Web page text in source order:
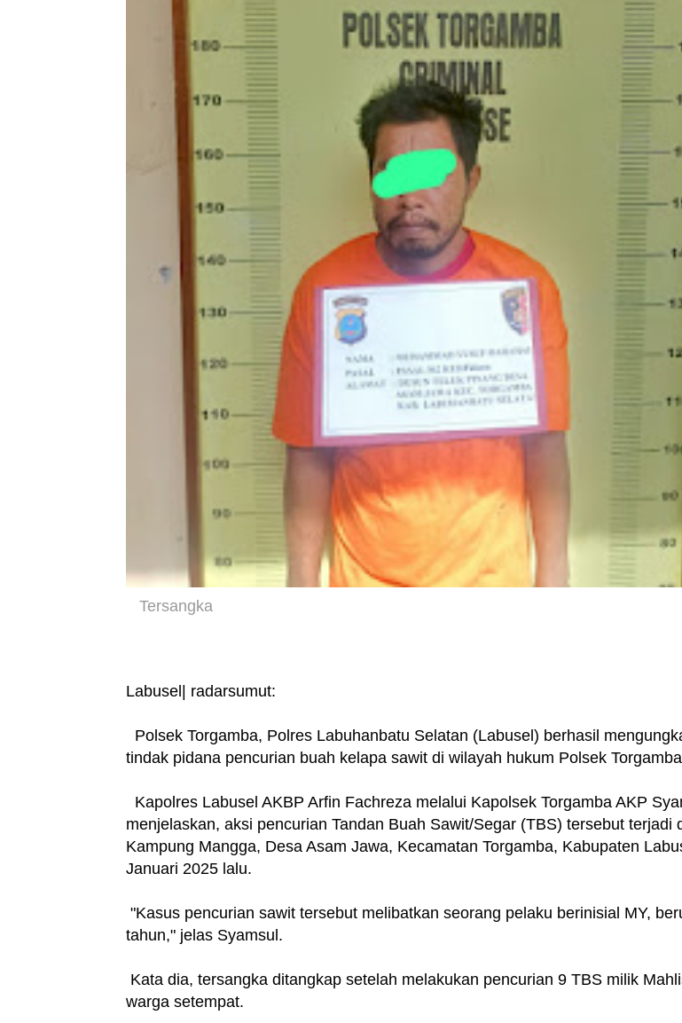
Tersangka
Labusel| radarsumut:
Polsek Torgamba, Polres Labuhanbatu Selatan (Labusel) berhasil
tindak pidana pencurian buah kelapa sawit di wilayah hukum Polsek
Kapolres Labusel AKBP Arfin Fachreza melalui Kapolsek Torgamba AKP
menjelaskan, aksi pencurian Tandan Buah Sawit/Segar (TBS) tersebut terjadi
Kampung Mangga, Desa Asam Jawa, Kecamatan Torgamba, Kabupaten
Januari 2025 lalu.
"Kasus pencurian sawit tersebut melibatkan seorang pelaku berinisial MY,
tahun," jelas Syamsul.
Kata dia, tersangka ditangkap setelah melakukan pencurian 9 TBS milik
warga setempat.